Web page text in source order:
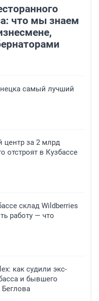
что мы знаем
самый лучший
центр за 2 млрд
отстроят в Кузбассе
склад Wildberries
работу — что
как судили экс-
и бывшего